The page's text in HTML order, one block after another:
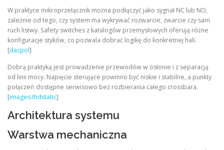
W praktyce mikroprzełącznik można podłączyć jako sygnał NC lub NO,
zależnie od tego, czy system ma wykrywać rozwarcie, zwarcie czy sam
ruch listwy. Safety switches z katalogów przemysłowych oferują różne
konfiguracje styków, co pozwala dobrać logikę do konkretnej hali.
[dacpol]
Dobrą praktyką jest prowadzenie przewodów w osłonie i z separacją
od linii mocy. Napięcie sterujące powinno być niskie i stabilne, a punkty
połączeń dostępne serwisowo bez rozbierania całego crossbara.
[images.thdstatic]
Architektura systemu
Warstwa mechaniczna